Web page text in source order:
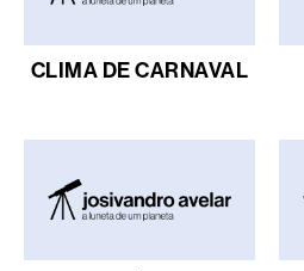
CLIMA DE CARNAVAL